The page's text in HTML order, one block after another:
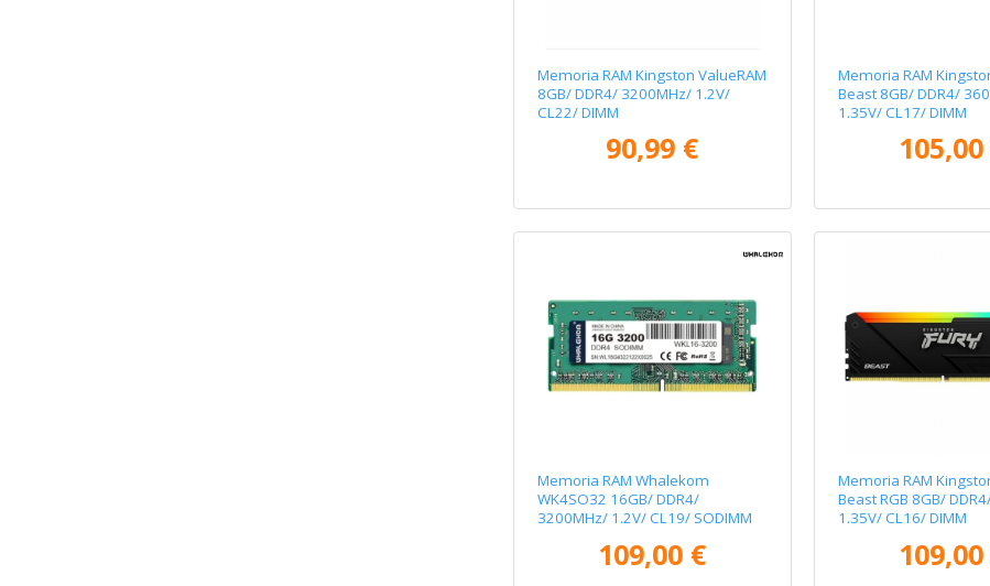
Memoria RAM Kingston ValueRAM
8GB/ DDR4/ 3200MHz/ 1.2V/
CL22/ DIMM
90,99 €
Memoria RAM
Beast 8GB/ DDR4/
1.35V/ CL17/ DIMM
Memoria RAM Whalekom
WK4SO32 16GB/ DDR4/
3200MHz/ 1.2V/ CL19/ SODIMM
109,00 €
Memoria RAM
Beast RGB 8GB/
1.35V/ CL16/ DIMM